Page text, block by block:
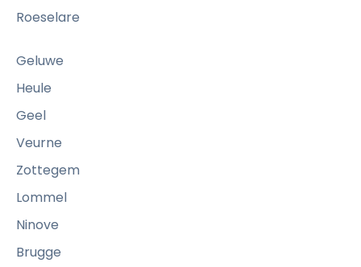
Roeselare
Geluwe
Heule
Geel
Veurne
Zottegem
Lommel
Ninove
Brugge